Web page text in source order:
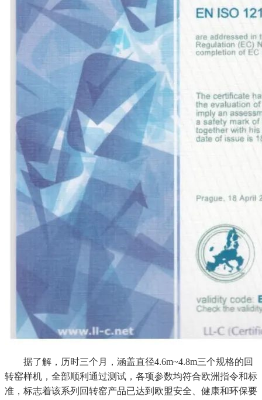
据了解，历时三个月，涵盖直径4.6m~4.8m三个规格的回
转窑样机，全部顺利通过测试，各项参数均符合欧洲指令和标
准，标志着该系列回转窑产品已达到欧盟安全、健康和环保要